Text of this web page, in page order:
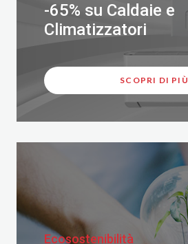
-65% su Caldaie e
Climatizzatori
SCOPRI DI PIÙ
Ecosostenibilità